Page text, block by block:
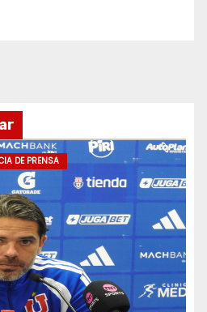
DE PRENSA